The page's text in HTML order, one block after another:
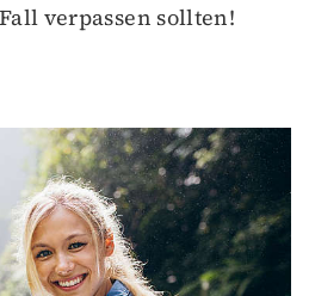
verpassen sollten!